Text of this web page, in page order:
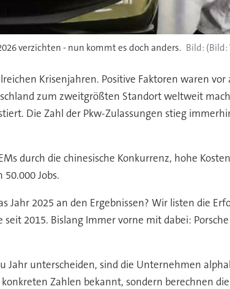
verzichten - nun kommt es doch anders. (Bild:
Krisenjahren. Positive Faktoren waren vor
zum zweitgrößten Standort weltweit
Die Zahl der Pkw-Zulassungen stieg
durch die chinesische Konkurrenz, hohe
Jobs.
2025 an den Ergebnissen? Wir listen die
2015. Bislang Immer vorne mit dabei:
Jahr unterscheiden, sind die Unternehmen
Zahlen bekannt, sondern berechnen